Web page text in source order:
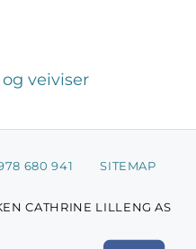
veiviser
680 941 SITEMAP
CATHRINE LILLENG AS